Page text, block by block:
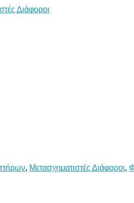
Διάφοροι
, Μετασχηματιστές Διάφοροι,